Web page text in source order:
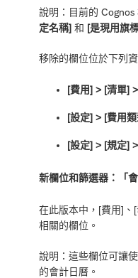
說明：目前的 Cognos
定名稱] 和 [是現用旗
移除的欄位位於下列資
[費用] > [清單]
[設定] > [費用
[設定] > [規定]
新欄位和篩選器：「
在此版本中，[費用]、
相關的欄位。
說明：這些欄位可讓
的會計日曆。